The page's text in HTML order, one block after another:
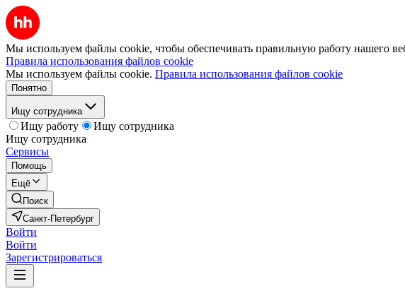
Мы используем файлы cookie, чтобы обеспечивать правильную работу нашего
Правила использования файлов cookie
Мы используем файлы cookie. Правила использования файлов cookie
Понятно
Ищу сотрудника
Ищу работу
Ищу сотрудника
Ищу сотрудника
Сервисы
Помощь
Ещё
Поиск
Санкт-Петербург
Войти
Войти
Зарегистрироваться